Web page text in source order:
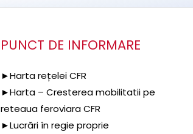
PUNCT DE INFORMARE
►Harta rețelei CFR
►Harta – Cresterea mobilitatii pe
reteaua feroviara CFR
►Lucrări în regie proprie